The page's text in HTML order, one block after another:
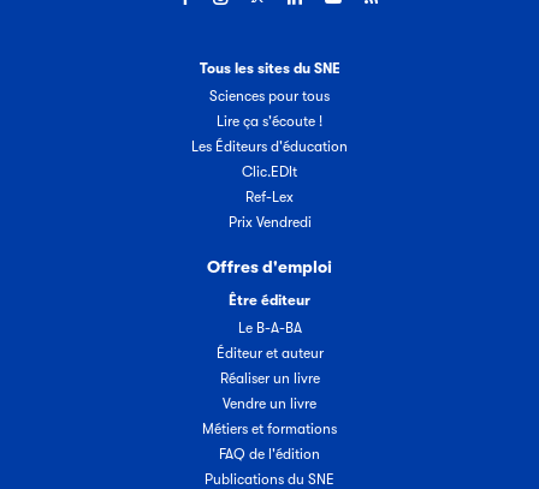
Tous les sites du SNE
Sciences pour tous
Lire ça s'écoute !
Les Éditeurs d'éducation
Clic.EDIt
Ref-Lex
Prix Vendredi
Offres d'emploi
Être éditeur
Le B-A-BA
Éditeur et auteur
Réaliser un livre
Vendre un livre
Métiers et formations
FAQ de l'édition
Publications du SNE